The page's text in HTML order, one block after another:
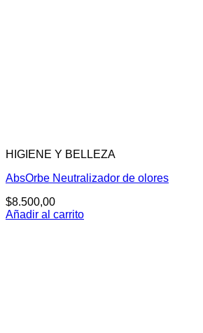
HIGIENE Y BELLEZA
AbsOrbe Neutralizador de olores
$8.500,00
Añadir al carrito